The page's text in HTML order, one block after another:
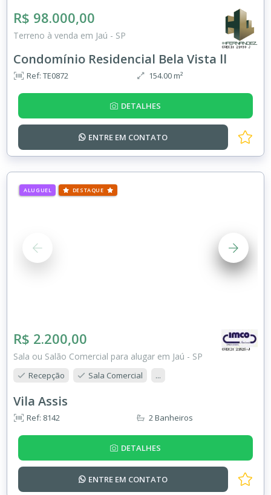
R$ 98.000,00
Terreno à venda em Jaú - SP
Condomínio Residencial Bela Vista ll
Ref: TE0872 154.00 m²
DETALHES
ENTRE EM CONTATO
ALUGUEL DESTAQUE
R$ 2.200,00
Sala ou Salão Comercial para alugar em Jaú - SP
Recepção Sala Comercial ...
Vila Assis
Ref: 8142 2 Banheiros
DETALHES
ENTRE EM CONTATO